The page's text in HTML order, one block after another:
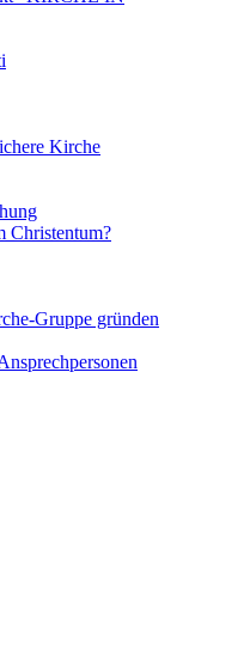
Kirche
Christentum?
Gruppe gründen